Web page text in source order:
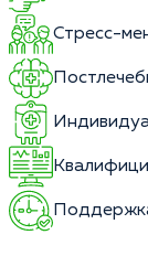
Стресс-